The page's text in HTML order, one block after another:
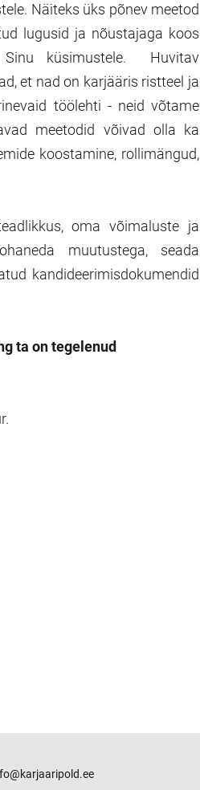
Näiteks üks põnev meetod
lugusid ja nõustajaga koos
Sinu küsimustele. Huvitav
et nad on karjääris ristteel ja
töölehti - neid võtame
meetodid võivad olla ka
koostamine, rollimängud,
oma võimaluste ja
muutustega, seada
kandideerimisdokumendid
ta on tegelenud